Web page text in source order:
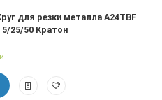
для резки металла А24TBF
5/25/50 Кратон